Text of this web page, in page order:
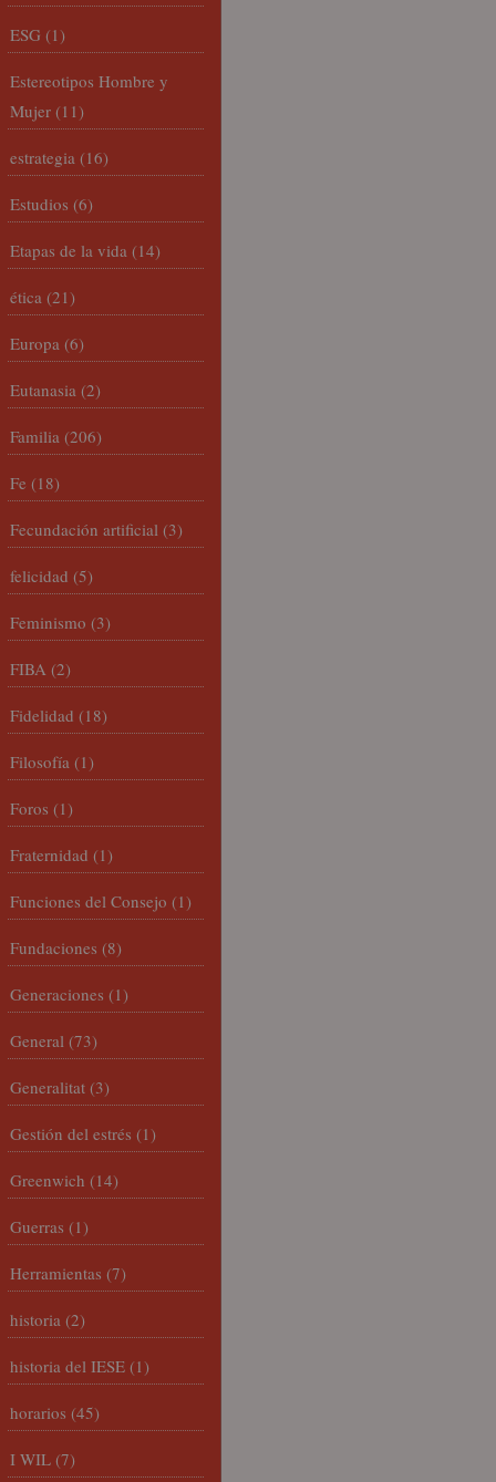
ESG (1)
Estereotipos Hombre y
Mujer (11)
estrategia (16)
Estudios (6)
Etapas de la vida (14)
ética (21)
Europa (6)
Eutanasia (2)
Familia (206)
Fe (18)
Fecundación artificial (3)
felicidad (5)
Feminismo (3)
FIBA (2)
Fidelidad (18)
Filosofía (1)
Foros (1)
Fraternidad (1)
Funciones del Consejo (1)
Fundaciones (8)
Generaciones (1)
General (73)
Generalitat (3)
Gestión del estrés (1)
Greenwich (14)
Guerras (1)
Herramientas (7)
historia (2)
historia del IESE (1)
horarios (45)
I WIL (7)